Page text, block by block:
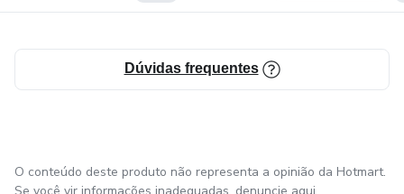
Manter-se a empresa de referência no Brasil e exterior,
Valores
Dúvidas frequentes
O conteúdo deste produto não representa a opinião da Hotmart.